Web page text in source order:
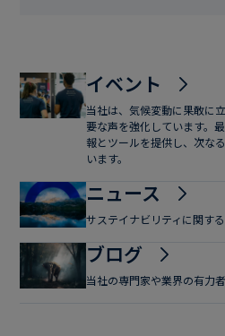
イベント
当社は、気候変動に果敢に
要な声を強化しています。
報とツールを提供し、次な
います。
ニュース
サステイナビリティに関す
ブログ
当社の専門家や業界の有力